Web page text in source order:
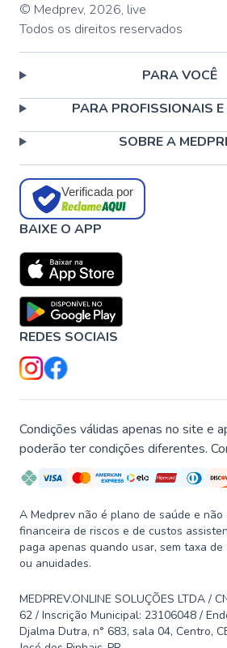
© Medprev, 2026, live
Todos os direitos reservados
PARA VOCÊ
PARA PROFISSIONAIS
SOBRE A
Verificada por
BAIXE O APP
REDES SOCIAIS
Condições válidas apenas no site e
poderão ter condições diferentes.
A Medprev não é plano de saúde e
financeira de riscos e de custos
paga apenas quando usar, sem taxa
ou anuidades.
MEDPREV.ONLINE SOLUÇÕES LTDA /
62 / Inscrição Municipal: 23106048 /
Djalma Dutra, n° 683, sala 04, Centro,